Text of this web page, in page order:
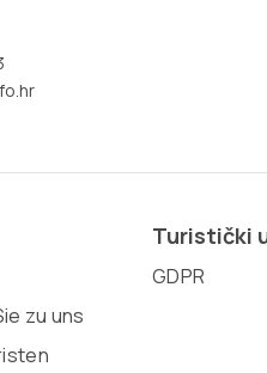
zu uns
Turistički
GDPR